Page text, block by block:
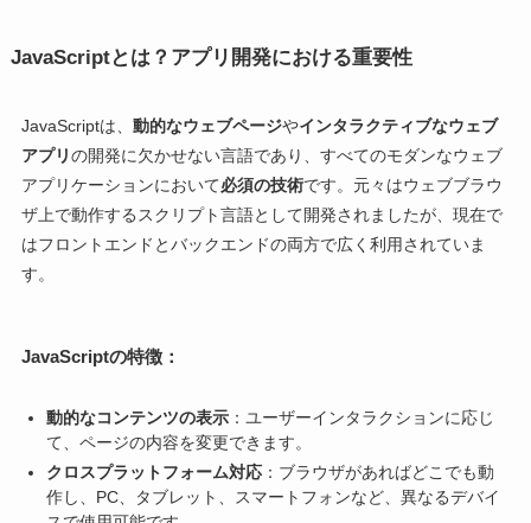
JavaScriptとは？アプリ開発における重要性
JavaScriptは、 動的なウェブページやインタラクティブなウェブ
アプリの開発に欠かせない言語であり、すべてのモダンなウェブ
アプリケーションにおいて必須の技術です。元々はウェブブラウ
ザ上で動作するスクリプト言語として開発されましたが、現在で
はフロントエンドとバックエンドの両方で広く利用されていま
す。
JavaScriptの特徴：
動的なコンテンツの表示：ユーザーインタラクションに応じ
て、ページの内容を変更できます。
クロスプラットフォーム対応：ブラウザがあればどこでも動
作し、PC、タブレット、スマートフォンなど、異なるデバイ